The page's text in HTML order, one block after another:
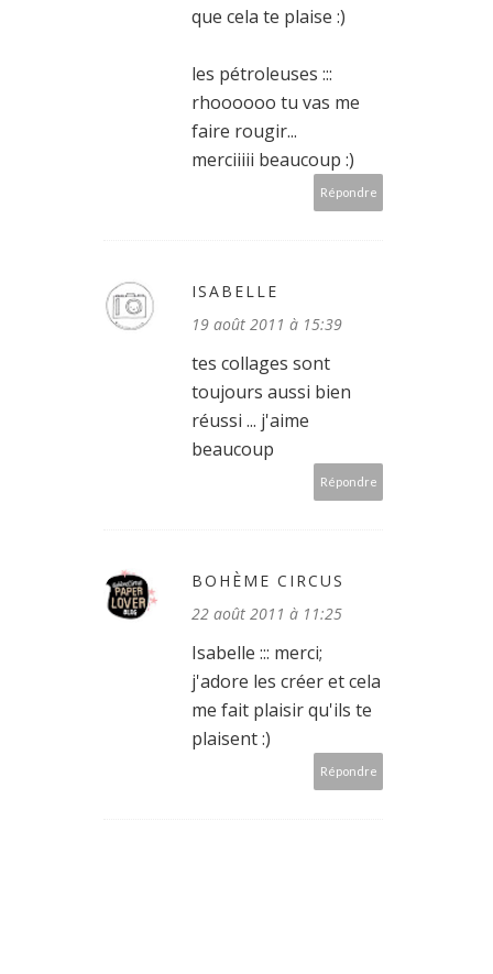
que cela te plaise :)
les pétroleuses :::
rhoooooo tu vas me
faire rougir...
merciiiii beaucoup :)
Répondre
ISABELLE
19 août 2011 à 15:39
tes collages sont
toujours aussi bien
réussi ... j'aime
beaucoup
Répondre
BOHÈME CIRCUS
22 août 2011 à 11:25
Isabelle ::: merci;
j'adore les créer et cela
me fait plaisir qu'ils te
plaisent :)
Répondre